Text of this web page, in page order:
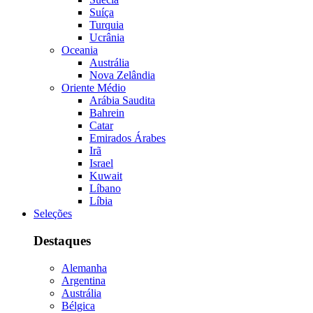
Suíça
Turquia
Ucrânia
Oceania
Austrália
Nova Zelândia
Oriente Médio
Arábia Saudita
Bahrein
Catar
Emirados Árabes
Irã
Israel
Kuwait
Líbano
Líbia
Seleções
Destaques
Alemanha
Argentina
Austrália
Bélgica